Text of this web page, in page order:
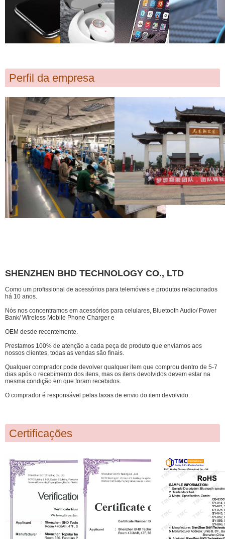
Perfil da empresa
SHENZHEN BHD TECHNOLOGY CO., LTD
Como um profissional de acessórios para telemóveis e produtos relacionados
há 10 anos.
Nós nos concentramos em acessórios para celulares, Bluetooth Audio/ Power
Bank/ Wireless Mobile Phone Charger e
OEM desde recentemente.
Prestamos 100% de atenção a cada peça de produto que enviamos aos
nossos clientes, todas as vendas são finais.
Qualquer comprador pode devolver qualquer item que comprou dentro de 5-7
dias após o recebimento dos itens, mas os itens devolvidos devem estar na
mesma condição em que foram recebidos.
O comprador é responsável pelas taxas de envio do item devolvido.
Certificações